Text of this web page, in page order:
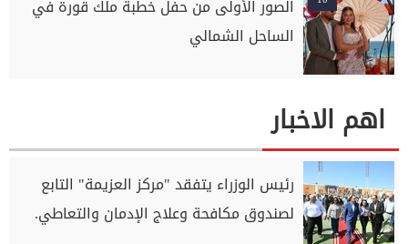
الصور الأولى من حفل خطبة ملك قورة في
الساحل الشمالي
اهم الاخبار
رئيس الوزراء يتفقد "مركز العزيمة" التابع
لصندوق مكافحة وعلاج الإدمان والتعاطي.